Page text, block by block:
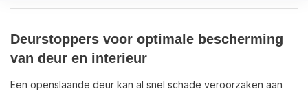
Deurstoppers voor optimale bescherming
van deur en interieur
Een openslaande deur kan al snel schade veroorzaken aan